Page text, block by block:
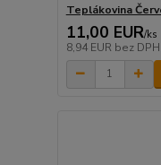
Teplákovina
11,00 EUR/ks
8,94 EUR bez DPH